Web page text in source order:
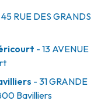
RUE DES GRANDS
- 13 AVENUE
- 31 GRANDE
Bavilliers